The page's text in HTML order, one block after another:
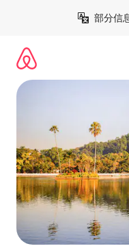
部分信